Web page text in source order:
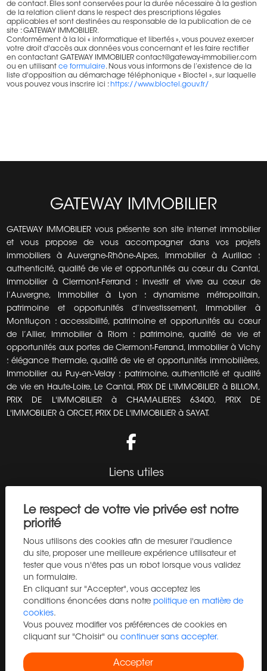
Le respect de votre vie privée est notre
priorité
Nous utilisons des cookies afin de mesurer l'audience
du site, proposer une meilleure expérience utilisateur et
tester que vous n'êtes pas un robot lorsque vous validez
un formulaire.
En cliquant sur "Accepter", vous acceptez les
conditions énoncées dans notre politique en matière de
cookies.
Vous pouvez modifier vos préférences de cookies en
cliquant sur "Choisir" ou continuer sans accepter.
Accepter
de contact. Elles sont conservées pour la durée nécessaire à la gestion
de la relation client dans le respect des prescriptions légales
applicables et sont destinées au responsable de la publication de ce
site : GATEWAY IMMOBILIER.
Conformément à la loi « informatique et libertés », vous pouvez exercer
votre droit d'accès aux données vous concernant et les faire rectifier
en contactant GATEWAY IMMOBILIER contact@gateway-immobilier.com
ou en utilisantce formulaire. Nous vous informons de l’existence de la
liste d'opposition au démarchage téléphonique « Bloctel », sur laquelle
vous pouvez vous inscrire ici : https://www.bloctel.gouv.fr/
GATEWAY IMMOBILIER
GATEWAY IMMOBILIER vous présente son site internet immobilier
et vous propose de vous accompagner dans vos projets
immobiliers à Auvergne-Rhône-Alpes, Immobilier à Aurillac :
authenticité, qualité de vie et opportunités au cœur du Cantal,
Immobilier à Clermont-Ferrand : investir et vivre au cœur de
l’Auvergne, Immobilier à Lyon : dynamisme métropolitain,
patrimoine et opportunités d’investissement, Immobilier à
Montluçon : accessibilité, patrimoine et opportunités au cœur
de l’Allier, Immobilier à Riom : patrimoine, qualité de vie et
opportunités aux portes de Clermont-Ferrand, Immobilier à Vichy
: élégance thermale, qualité de vie et opportunités immobilières,
Immobilier au Puy-en-Velay : patrimoine, authenticité et qualité
de vie en Haute-Loire, Le Cantal, PRIX DE L'IMMOBILIER à BILLOM,
PRIX DE L'IMMOBILIER à CHAMALIERES 63400, PRIX DE
L'IMMOBILIER à ORCET, PRIX DE L'IMMOBILIER à SAYAT.
Liens utiles
Vendre
Programme neuf
Blog
Recrutement
Mentions légales